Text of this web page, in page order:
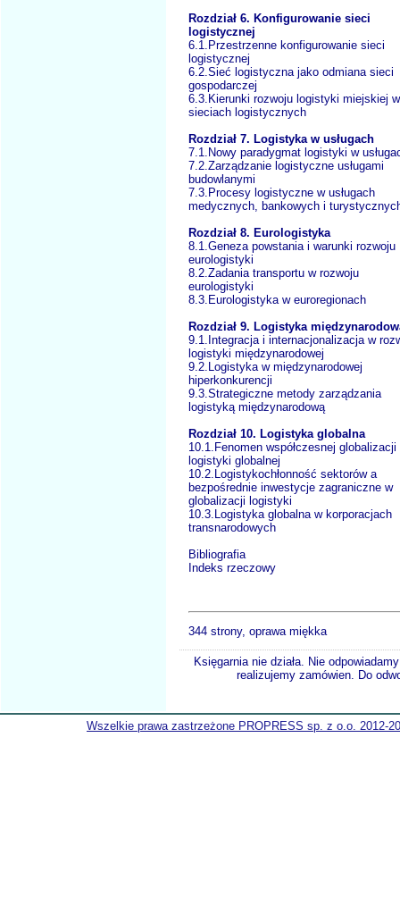
Rozdział 6. Konfigurowanie sieci
logistycznej
6.1.Przestrzenne konfigurowanie sieci
logistycznej
6.2.Sieć logistyczna jako odmiana sieci
gospodarczej
6.3.Kierunki rozwoju logistyki miejskiej w
sieciach logistycznych
Rozdział 7. Logistyka w usługach
7.1.Nowy paradygmat logistyki w
7.2.Zarządzanie logistyczne usługami
budowlanymi
7.3.Procesy logistyczne w usługach
medycznych, bankowych i
Rozdział 8. Eurologistyka
8.1.Geneza powstania i warunki rozwoju
eurologistyki
8.2.Zadania transportu w rozwoju
eurologistyki
8.3.Eurologistyka w euroregionach
Rozdział 9. Logistyka
9.1.Integracja i internacjonalizacja w
logistyki międzynarodowej
9.2.Logistyka w międzynarodowej
hiperkonkurencji
9.3.Strategiczne metody zarządzania
logistyką międzynarodową
Rozdział 10. Logistyka globalna
10.1.Fenomen współczesnej globalizacji
logistyki globalnej
10.2.Logistykochłonność sektorów a
bezpośrednie inwestycje zagraniczne w
globalizacji logistyki
10.3.Logistyka globalna w korporacjach
transnarodowych
Bibliografia
Indeks rzeczowy
344 strony, oprawa miękka
Księgarnia nie działa. Nie
realizujemy zamówien. Do
Wszelkie prawa zastrzeżone PROPRESS sp. z o.o. 2012-